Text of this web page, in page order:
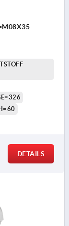
DETAILS